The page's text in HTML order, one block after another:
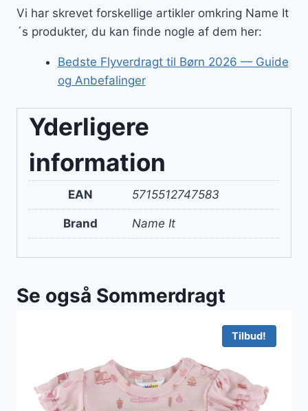
Vi har skrevet forskellige artikler omkring Name It
´s produkter, du kan finde nogle af dem her:
Bedste Flyverdragt til Børn 2026 — Guide
og Anbefalinger
Yderligere
information
EAN 5715512747583
Brand Name It
Se også Sommerdragt
Tilbud!